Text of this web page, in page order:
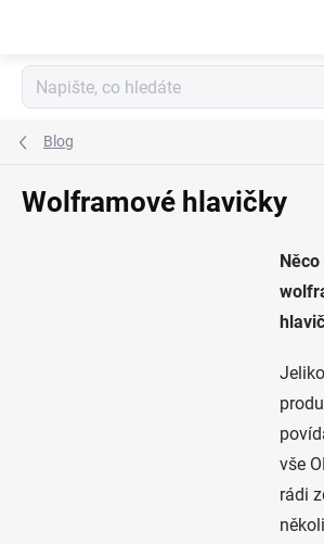
Blog
Wolframové hlavičky
Něco
vše
rádi